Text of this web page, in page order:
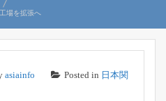
場を拡張へ
asiainfo Posted in 日本関